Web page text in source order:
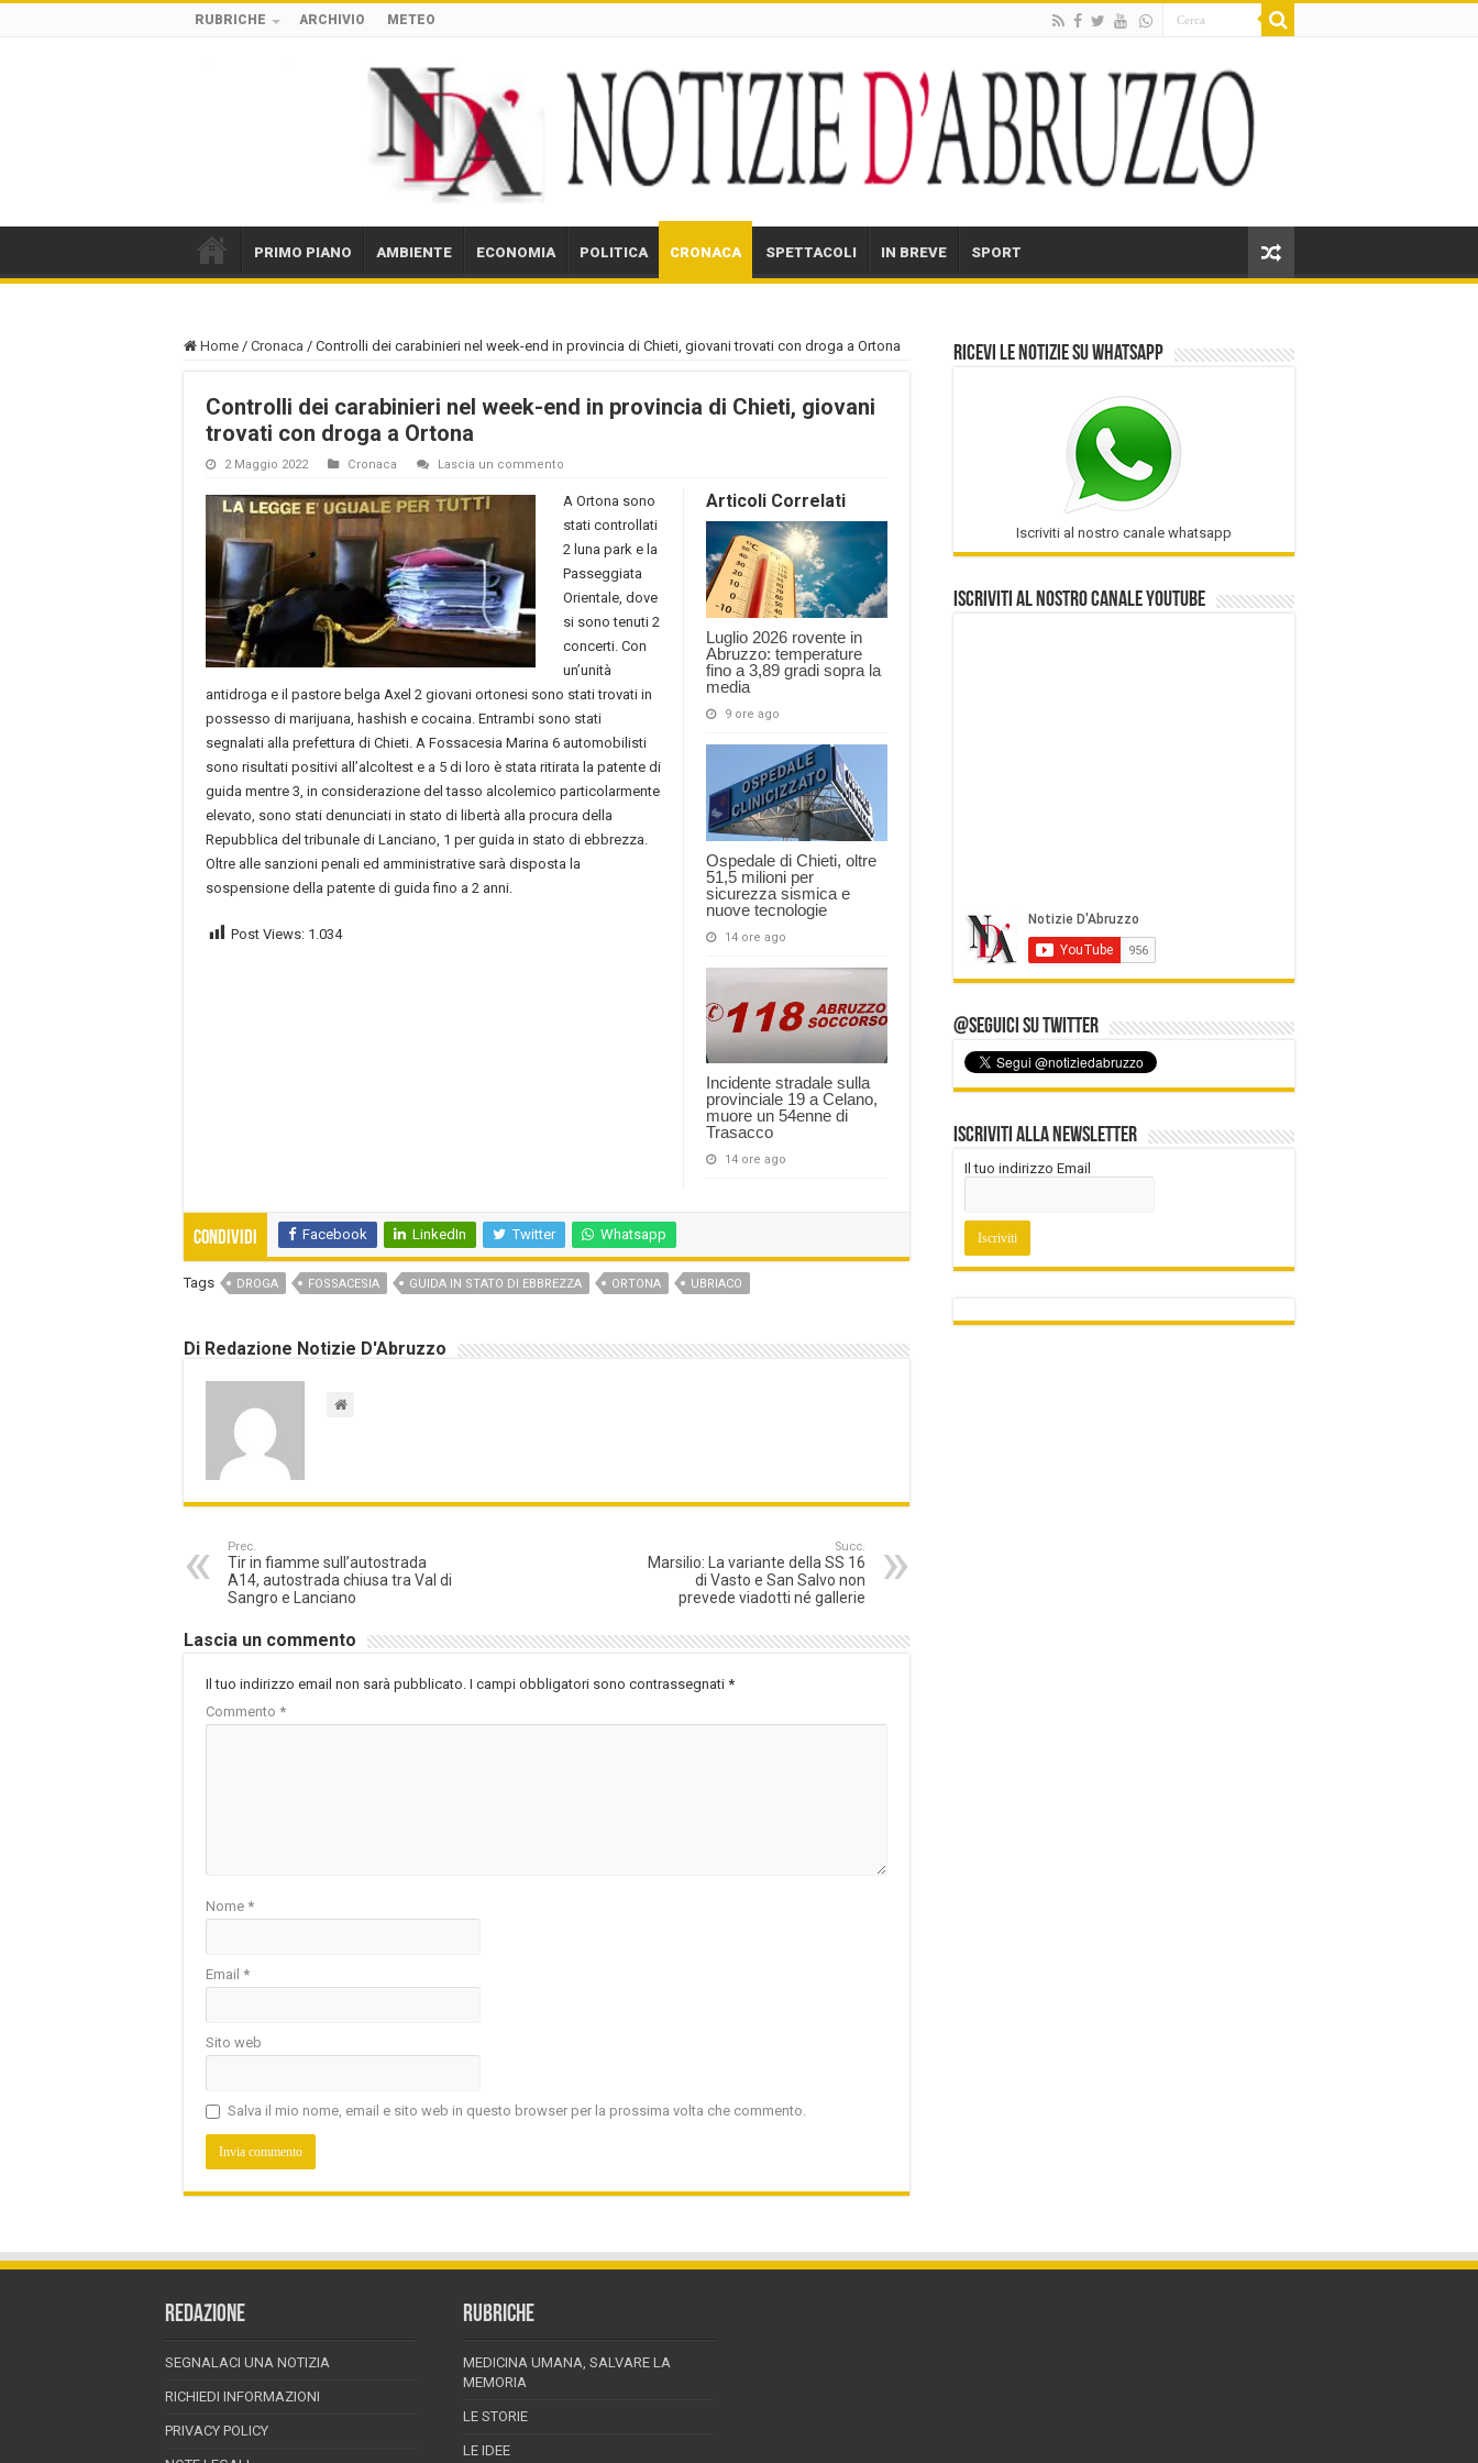
RUBRICHE ARCHIVIO METEO
PRIMO PIANO AMBIENTE ECONOMIA POLITICA CRONACA SPETTACOLI IN BREVE SPORT
Home / Cronaca / Controlli dei carabinieri nel week-end in provincia di Chieti, giovani trovati con droga a Ortona
Controlli dei carabinieri nel week-end in provincia di Chieti, giovani
trovati con droga a Ortona
2 Maggio 2022 Cronaca Lascia un commento
Articoli Correlati
Luglio 2026 rovente in
Abruzzo: temperature
fino a 3,89 gradi sopra la
media
9 ore ago
Ospedale di Chieti, oltre
51,5 milioni per
sicurezza sismica e
nuove tecnologie
14 ore ago
Incidente stradale sulla
provinciale 19 a Celano,
muore un 54enne di
Trasacco
14 ore ago
A Ortona sono
stati controllati
2 luna park e la
Passeggiata
Orientale, dove
si sono tenuti 2
concerti. Con
un’unità
antidroga e il pastore belga Axel 2 giovani ortonesi sono stati trovati in
possesso di marijuana, hashish e cocaina. Entrambi sono stati
segnalati alla prefettura di Chieti. A Fossacesia Marina 6 automobilisti
sono risultati positivi all’alcoltest e a 5 di loro è stata ritirata la patente di
guida mentre 3, in considerazione del tasso alcolemico particolarmente
elevato, sono stati denunciati in stato di libertà alla procura della
Repubblica del tribunale di Lanciano, 1 per guida in stato di ebbrezza.
Oltre alle sanzioni penali ed amministrative sarà disposta la
sospensione della patente di guida fino a 2 anni.
Post Views: 1.034
Condividi Facebook LinkedIn Twitter Whatsapp
Tags DROGA FOSSACESIA GUIDA IN STATO DI EBBREZZA ORTONA UBRIACO
Di Redazione Notizie D'Abruzzo
Prec.
Tir in fiamme sull’autostrada
A14, autostrada chiusa tra Val di
Sangro e Lanciano
Succ.
Marsilio: La variante della SS 16
di Vasto e San Salvo non
prevede viadotti né gallerie
Lascia un commento
Il tuo indirizzo email non sarà pubblicato. I campi obbligatori sono contrassegnati *
Commento *
Nome *
Email *
Sito web
Salva il mio nome, email e sito web in questo browser per la prossima volta che commento.
Ricevi le notizie su Whatsapp
Iscriviti al nostro canale whatsapp
Iscriviti al nostro Canale Youtube
@Seguici su Twitter
Iscriviti alla Newsletter
Il tuo indirizzo Email
REDAZIONE
SEGNALACI UNA NOTIZIA
RICHIEDI INFORMAZIONI
PRIVACY POLICY
RUBRICHE
MEDICINA UMANA, SALVARE LA
MEMORIA
LE STORIE
LE IDEE